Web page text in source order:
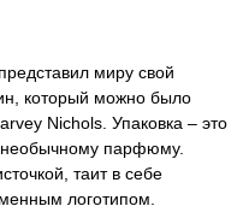
миру свой
который можно было
Nichols. Упаковка – это
необычному парфюму.
таит в себе
логотипом.